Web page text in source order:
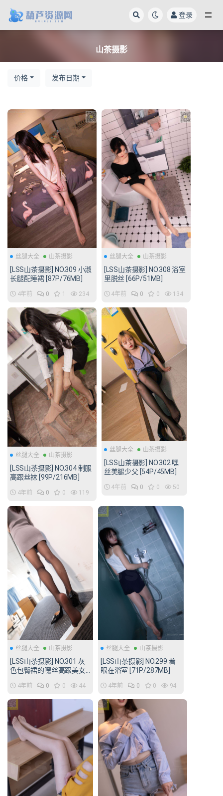
登录
山茶摄影
价格 发布日期
丝腿大全 山茶摄影
[LSS山茶摄影] NO.309 小淑
长腿配睡裙 [87P/76MB]
4年前 0 1 234
丝腿大全 山茶摄影
[LSS山茶摄影] NO.308 浴室
里脱丝 [66P/51MB]
4年前 0 0 134
丝腿大全 山茶摄影
[LSS山茶摄影] NO.304 制服
高跟丝袜 [99P/216MB]
4年前 0 0 119
丝腿大全 山茶摄影
[LSS山茶摄影] NO.302 嘿
丝美腿少父 [54P/45MB]
4年前 0 0 50
丝腿大全 山茶摄影
[LSS山茶摄影] NO.301 灰
色包臀裙的嘿丝高跟美女
4年前 0 0 44
丝腿大全 山茶摄影
[LSS山茶摄影] NO.299 着
眼在浴室 [71P/287MB]
4年前 0 0 94